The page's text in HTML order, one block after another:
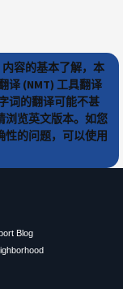
容的基本了解，本
译 (NMT) 工具翻译
词的翻译可能不甚
浏览英文版本。如您
性的问题，可以使用
Blog